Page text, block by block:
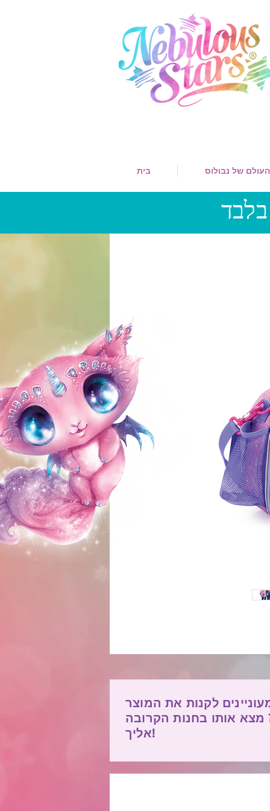
בית העולם של נבולוס
לקנות את המוצר
מצא אותו בחנות הקרובה
אליך!